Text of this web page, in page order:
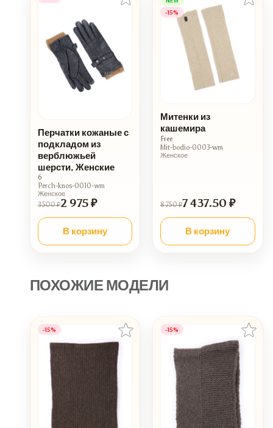
Перчатки кожаные с
подкладом из
верблюжьей
шерсти. Женские
6
Perch-knos-0010-wm
Женское
3 500 ₽2 975 ₽
В корзину
Митенки из
кашемира
Free
Mit-bodio-0003-wm
Женское
8 750 ₽7 437.50 ₽
В корзину
-15%
ПОХОЖИЕ МОДЕЛИ
-15% -15%